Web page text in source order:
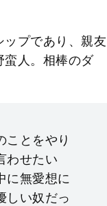
プであり、親友
蛮人。相棒のダ
ことをやり
わせたい
に無愛想に
しい奴だっ